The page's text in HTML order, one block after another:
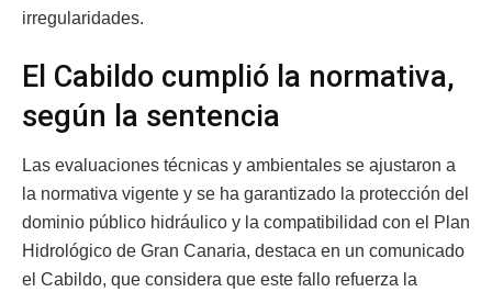
irregularidades.
El Cabildo cumplió la normativa,
según la sentencia
Las evaluaciones técnicas y ambientales se ajustaron a
la normativa vigente y se ha garantizado la protección del
dominio público hidráulico y la compatibilidad con el Plan
Hidrológico de Gran Canaria, destaca en un comunicado
el Cabildo, que considera que este fallo refuerza la